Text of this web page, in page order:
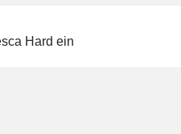
Hard ein